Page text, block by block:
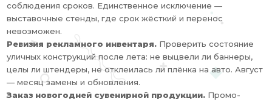
соблюдения сроков. Единственное исключение —
выставочные стенды, где срок жёсткий и перенос
невозможен.
Ревизия рекламного инвентаря. Проверить состояние
уличных конструкций после лета: не выцвели ли баннеры,
целы ли штендеры, не отклеилась ли плёнка на авто. Август
— месяц замены и обновления.
Заказ новогодней сувенирной продукции. Промо-